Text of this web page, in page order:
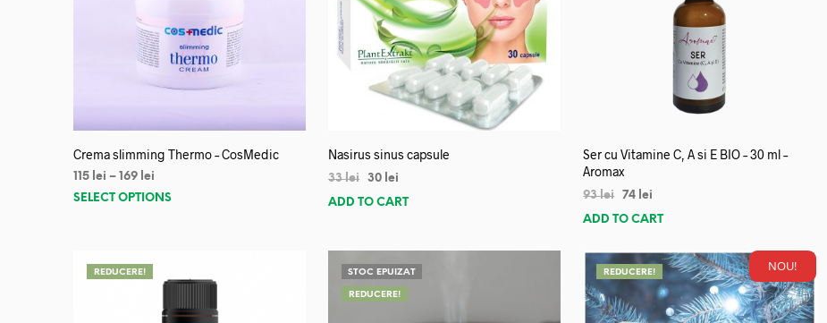
Crema slimming Thermo – CosMedic
115 lei – 169 lei
SELECT OPTIONS
Nasirus sinus capsule
33lei 30 lei
ADD TO CART
Ser cu Vitamine C, A si E BIO – 30 ml –
Aromax
93lei 74 lei
ADD TO CART
REDUCERE! STOC EPUIZAT
REDUCERE!
NOU!
REDUCERE!